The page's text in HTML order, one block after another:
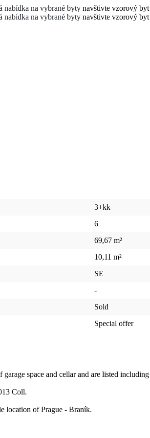
nabídka na vybrané byty navštivte vzorový byt
nabídka na vybrané byty navštivte vzorový byt
3+kk
6
69,67 m²
10,11 m²
SE
-
Sold
Special offer
space and cellar and are listed
Coll.
location of Prague - Braník.